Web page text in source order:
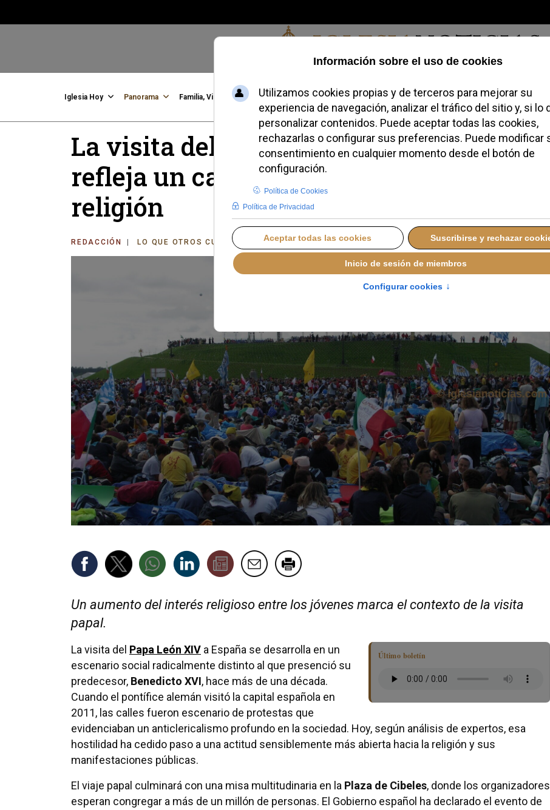
Domingo, 09 de agosto de 2026
Iglesia Hoy Panorama Familia, Vida, Identidad Credofobiómetro Blogs Temas Buscar #JovenesConFe Podcast
La visita del Papa León XIV a España
refleja un cambio en la percepción de la
religión
REDACCIÓN LO QUE OTROS CUENTAN SÁBADO, 06 JUNIO 2026 09:50
Un aumento del interés religioso entre los jóvenes marca el contexto de la visita
papal.
Último boletín
La visita del Papa León XIV a España se desarrolla en un
escenario social radicalmente distinto al que presenció su
predecesor, Benedicto XVI, hace más de una década.
Cuando el pontífice alemán visitó la capital española en
2011, las calles fueron escenario de protestas que
evidenciaban un anticlericalismo profundo en la sociedad. Hoy, según análisis de expertos, esa
hostilidad ha cedido paso a una actitud sensiblemente más abierta hacia la religión y sus
manifestaciones públicas.
El viaje papal culminará con una misa multitudinaria en la Plaza de Cibeles, donde los organizadores
esperan congregar a más de un millón de personas. El Gobierno español ha declarado el evento de